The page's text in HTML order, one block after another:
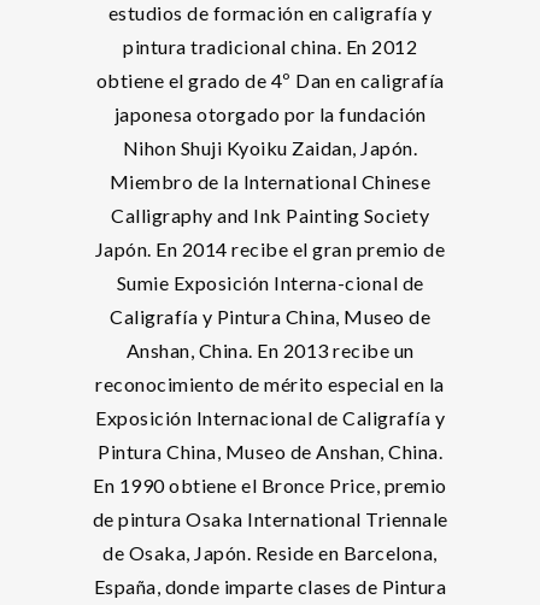
estudios de formación en caligrafía y
pintura tradicional china. En 2012
obtiene el grado de 4º Dan en caligrafía
japonesa otorgado por la fundación
Nihon Shuji Kyoiku Zaidan, Japón.
Miembro de la International Chinese
Calligraphy and Ink Painting Society
Japón. En 2014 recibe el gran premio de
Sumie Exposición Interna-cional de
Caligrafía y Pintura China, Museo de
Anshan, China. En 2013 recibe un
reconocimiento de mérito especial en la
Exposición Internacional de Caligrafía y
Pintura China, Museo de Anshan, China.
En 1990 obtiene el Bronce Price, premio
de pintura Osaka International Triennale
de Osaka, Japón. Reside en Barcelona,
España, donde imparte clases de Pintura